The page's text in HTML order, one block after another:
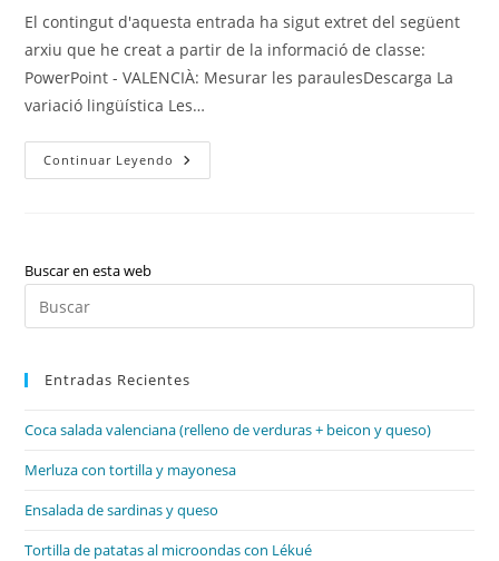
la
entrada:
El contingut d'aquesta entrada ha sigut extret del següent
arxiu que he creat a partir de la informació de classe:
PowerPoint - VALENCIÀ: Mesurar les paraulesDescarga La
variació lingüística Les…
Continuar Leyendo Valencià
U.2
Comunicativa),
Textuals
Nominal
(variació
Flexiva),
I
Literatura:
Guerra
Honor,
Buscar en esta web
Entradas Recientes
Coca salada valenciana (relleno de verduras + beicon y queso)
Merluza con tortilla y mayonesa
Ensalada de sardinas y queso
Tortilla de patatas al microondas con Lékué